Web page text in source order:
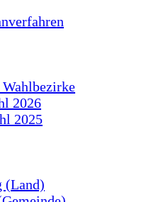
2026
2025
(Land)